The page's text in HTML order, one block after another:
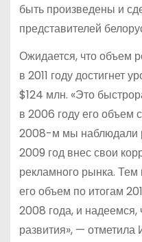
быть произведены и
представителей
Ожидается, что объем
в 2011 году достигнет
$124 млн. «Это
в 2006 году его объем
2008-м мы наблюдали
2009 год внес свои
рекламного рынка.
его объем по итогам
2008 года, и надеемся,
развития», —